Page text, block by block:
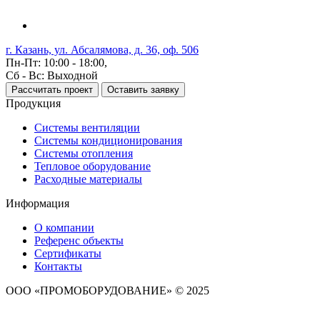
г. Казань, ул. Абсалямова, д. 36, оф. 506
Пн-Пт: 10:00 - 18:00,
Сб - Вс: Выходной
Рассчитать проект Оставить заявку
Продукция
Системы вентиляции
Системы кондиционирования
Системы отопления
Тепловое оборудование
Расходные материалы
Информация
О компании
Референс объекты
Сертификаты
Контакты
ООО «ПРОМОБОРУДОВАНИЕ» © 2025